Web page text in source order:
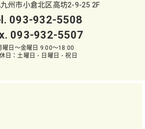
州市小倉北区高坊2-9-25 2F
093-932-5508
093-932-5507
曜日～金曜日 9:00～18:00
日：土曜日・日曜日・祝日